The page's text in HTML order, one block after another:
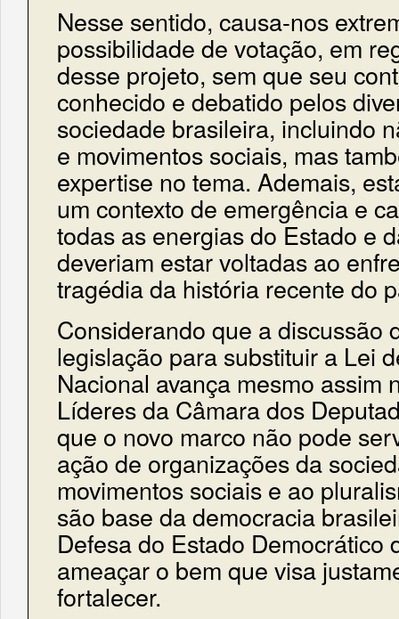
Nesse sentido, causa-nos
possibilidade de votação, em
desse projeto, sem que seu
conhecido e debatido pelos
sociedade brasileira, incluindo
e movimentos sociais, mas
expertise no tema. Ademais,
um contexto de emergência e
todas as energias do Estado e
deveriam estar voltadas ao
tragédia da história recente do
Considerando que a discussão
legislação para substituir a Lei
Nacional avança mesmo assim
Líderes da Câmara dos
que o novo marco não pode
ação de organizações da
movimentos sociais e ao
são base da democracia
Defesa do Estado Democrático
ameaçar o bem que visa
fortalecer.